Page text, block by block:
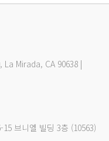
La Mirada, CA 90638 |
브니엘 빌딩 3층 (10563)